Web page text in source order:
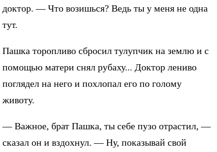
доктор. — Что возишься? Ведь ты у меня не одна
тут.
Пашка торопливо сбросил тулупчик на землю и с
помощью матери снял рубаху... Доктор лениво
поглядел на него и похлопал его по голому
животу.
— Важное, брат Пашка, ты себе пузо отрастил, —
сказал он и вздохнул. — Ну, показывай свой